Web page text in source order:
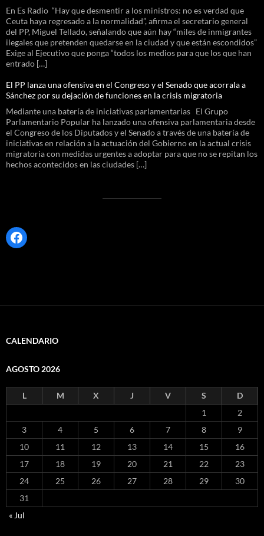
En Es Radio “Hay que desmentir a los ministros: no es verdad que
Ceuta haya regresado a la normalidad”, afirma el secretario general
del PP, Miguel Tellado, señalando que aún hay “miles de inmigrantes
ilegales que pretenden quedarse en la ciudad y que están escondidos”
Exige al Ejecutivo que ponga “todos los medios para que los que han
entrado […]
El PP lanza una ofensiva en el Congreso y el Senado que acorrala a
Sánchez por su dejación de funciones en la crisis migratoria
Mediante una batería de iniciativas parlamentarias El Grupo
Parlamentario Popular ha lanzado una ofensiva parlamentaria desde
el Congreso de los Diputados y el Senado a través de una batería de
iniciativas en relación a la actuación del Gobierno en la actual crisis
migratoria con medidas urgentes a adoptar para que no se repitan los
hechos acontecidos en las ciudades […]
Facebook
CALENDARIO
AGOSTO 2026
L M X J V S
D
1
2
3
4 5 6 7 8
9
10
11 12 13 14 15
16
17
18 19 20 21 22
23
24
25 26 27 28 29
30
31
« Jul